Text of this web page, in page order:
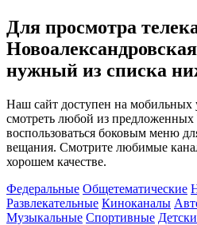
Для просмотра
нужный из списка
Наш сайт доступен на мобильных
смотреть любой из
воспользоваться боковым меню
вещания. Смотрите любимые
хорошем качестве.
Федеральные Общетематические
Развлекательные Киноканалы
Музыкальные Спортивные